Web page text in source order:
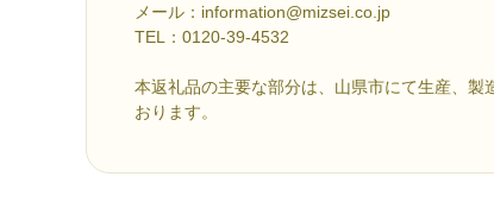
メール：information@mizsei.co.jp
TEL：0120-39-4532
本返礼品の主要な部分は、山県市にて生産、製
おります。